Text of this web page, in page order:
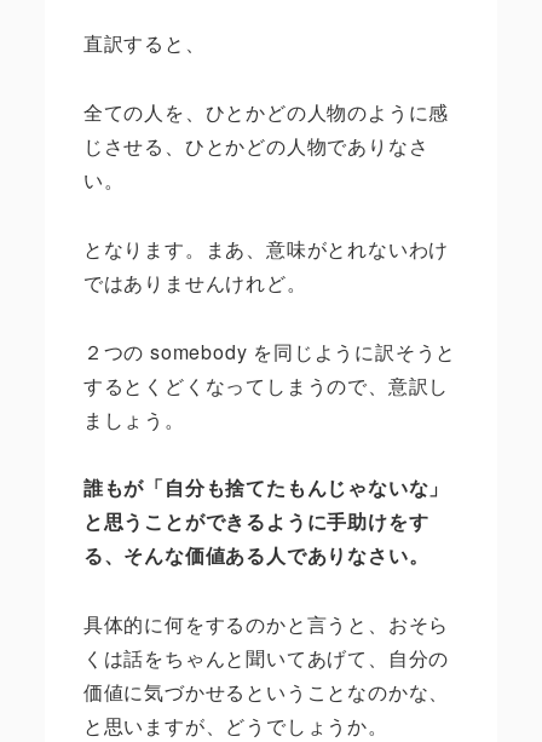
直訳すると、
全ての人を、ひとかどの人物のように感
じさせる、ひとかどの人物でありなさ
い。
となります。まあ、意味がとれないわけ
ではありませんけれど。
２つの somebody を同じように訳そうと
するとくどくなってしまうので、意訳し
ましょう。
誰もが「自分も捨てたもんじゃないな」
と思うことができるように手助けをす
る、そんな価値ある人でありなさい。
具体的に何をするのかと言うと、おそら
くは話をちゃんと聞いてあげて、自分の
価値に気づかせるということなのかな、
と思いますが、どうでしょうか。